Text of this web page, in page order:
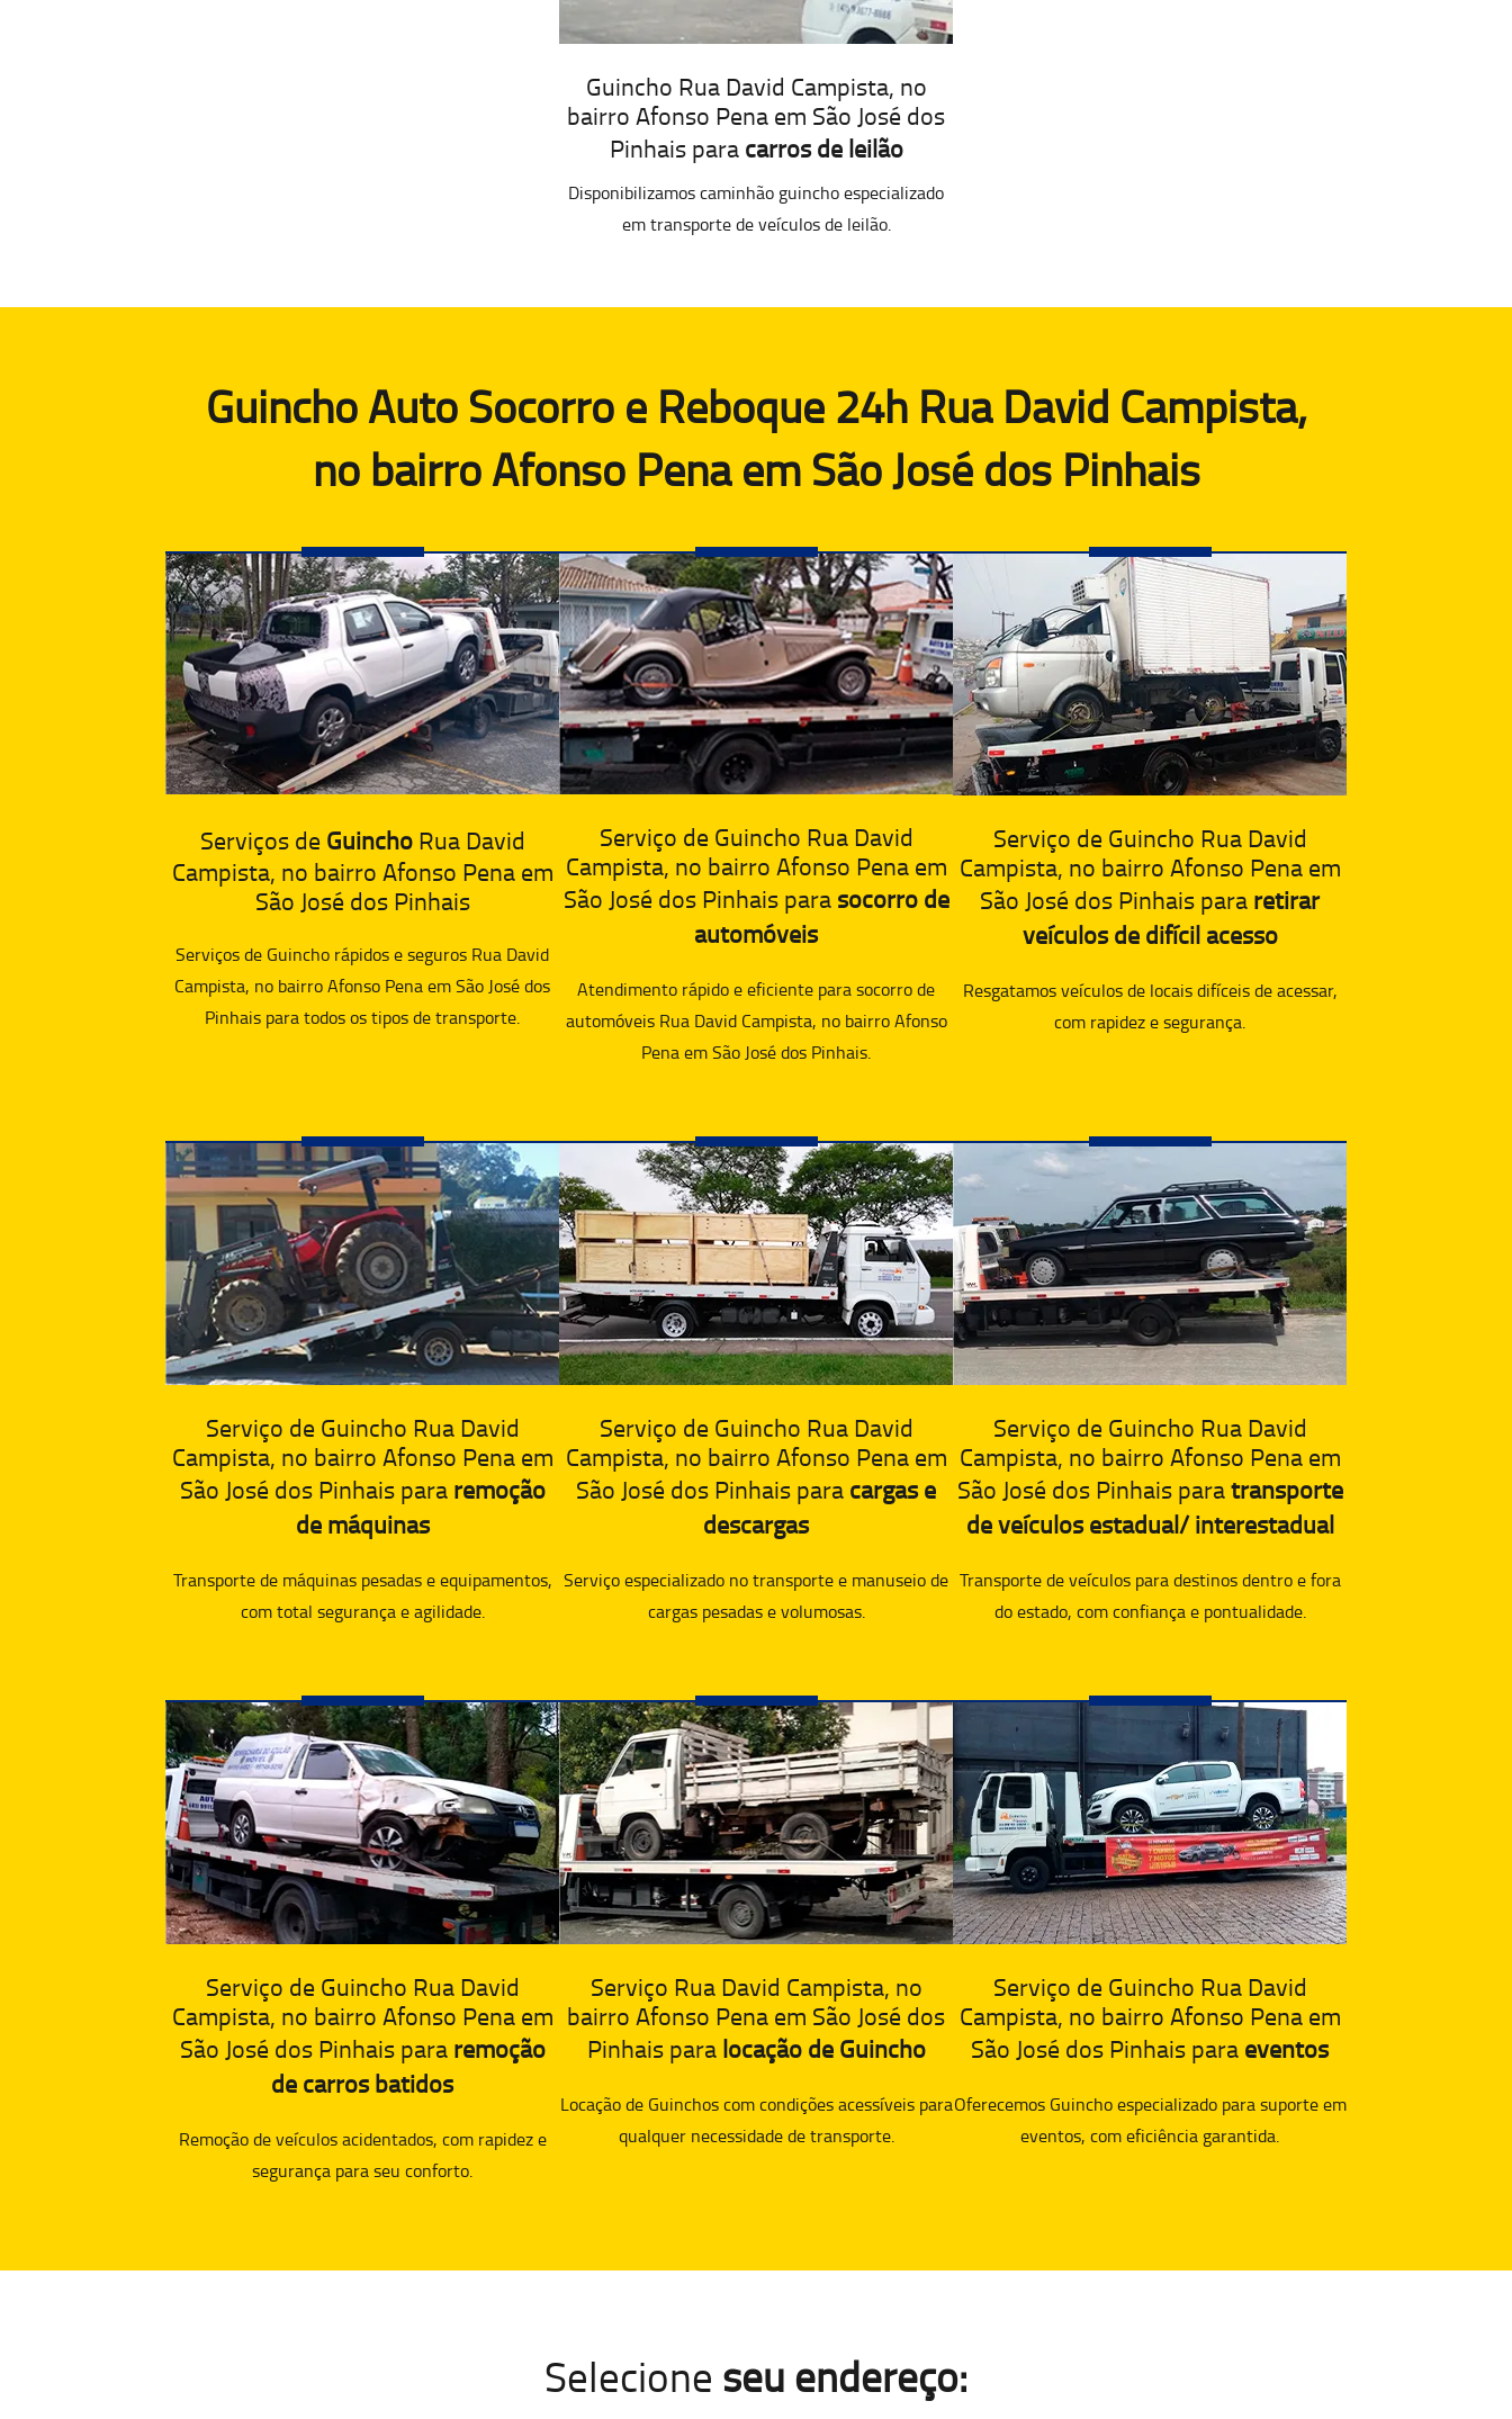
Guincho Rua David Campista, no
bairro Afonso Pena em São José dos
Pinhais paracarros de leilão
Disponibilizamos caminhão guincho especializado
em transporte de veículos de leilão.
Guincho Auto Socorro e Reboque 24h Rua David Campista,
no bairro Afonso Pena em São José dos Pinhais
Serviços deGuinchoRua David
Campista, no bairro Afonso Pena em
São José dos Pinhais
Serviços de Guincho rápidos e seguros Rua David
Campista, no bairro Afonso Pena em São José dos
Pinhais para todos os tipos de transporte.
Serviço de Guincho Rua David
Campista, no bairro Afonso Pena em
São José dos Pinhais parasocorro de
automóveis
Atendimento rápido e eficiente para socorro de
automóveis Rua David Campista, no bairro Afonso
Pena em São José dos Pinhais.
Serviço de Guincho Rua David
Campista, no bairro Afonso Pena em
São José dos Pinhais pararetirar
veículos de difícil acesso
Resgatamos veículos de locais difíceis de acessar,
com rapidez e segurança.
Serviço de Guincho Rua David
Campista, no bairro Afonso Pena em
São José dos Pinhais pararemoção
de máquinas
Transporte de máquinas pesadas e equipamentos,
com total segurança e agilidade.
Serviço de Guincho Rua David
Campista, no bairro Afonso Pena em
São José dos Pinhais paracargas e
descargas
Serviço especializado no transporte e manuseio de
cargas pesadas e volumosas.
Serviço de Guincho Rua David
Campista, no bairro Afonso Pena em
São José dos Pinhais paratransporte
de veículos estadual/ interestadual
Transporte de veículos para destinos dentro e fora
do estado, com confiança e pontualidade.
Serviço de Guincho Rua David
Campista, no bairro Afonso Pena em
São José dos Pinhais pararemoção
de carros batidos
Remoção de veículos acidentados, com rapidez e
segurança para seu conforto.
Serviço Rua David Campista, no
bairro Afonso Pena em São José dos
Pinhais paralocação de Guincho
Locação de Guinchos com condições acessíveis para
qualquer necessidade de transporte.
Serviço de Guincho Rua David
Campista, no bairro Afonso Pena em
São José dos Pinhais paraeventos
Oferecemos Guincho especializado para suporte em
eventos, com eficiência garantida.
Selecione seu endereço: